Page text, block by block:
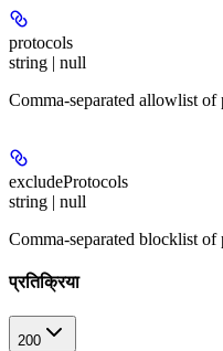
protocols
string | null
Comma-separated allowlist
excludeProtocols
string | null
Comma-separated blocklist
प्रतिक्रिया
200